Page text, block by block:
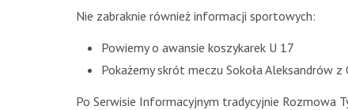
Nie zabraknie również informacji sportowych:
Powiemy o awansie koszykarek U 17
Pokażemy skrót meczu Sokoła Aleksandrów z
Po Serwisie Informacyjnym tradycyjnie Rozmowa